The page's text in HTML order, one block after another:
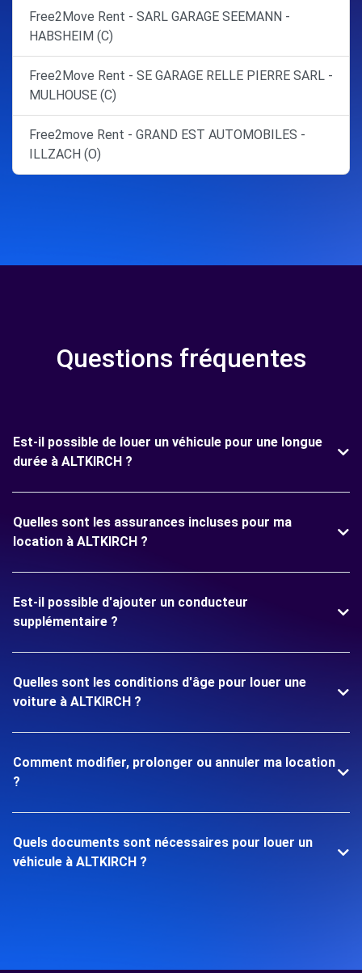
Free2Move Rent - SARL GARAGE SEEMANN -
HABSHEIM (C)
Free2Move Rent - SE GARAGE RELLE PIERRE SARL -
MULHOUSE (C)
Free2move Rent - GRAND EST AUTOMOBILES -
ILLZACH (O)
Questions fréquentes
Est-il possible de louer un véhicule pour une longue
durée à ALTKIRCH ?
Quelles sont les assurances incluses pour ma
location à ALTKIRCH ?
Est-il possible d'ajouter un conducteur
supplémentaire ?
Quelles sont les conditions d'âge pour louer une
voiture à ALTKIRCH ?
Comment modifier, prolonger ou annuler ma location
?
Quels documents sont nécessaires pour louer un
véhicule à ALTKIRCH ?